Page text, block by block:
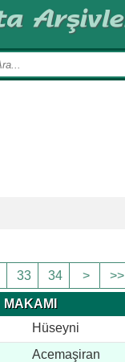
33 34 > >>
MAKAMI
Hüseyni
Acemaşiran